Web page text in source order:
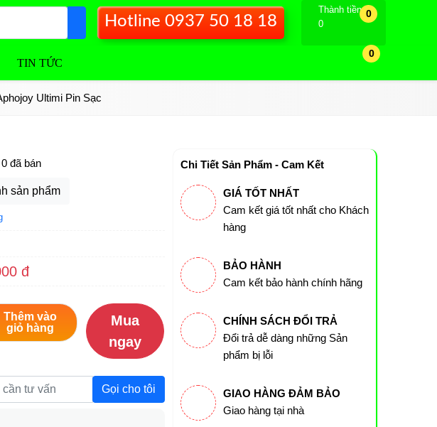
Hotline 0937 50 18 18
Thành tiền
0
0
TIN TỨC
0
Ultimi Pin Sạc
0 đã bán
sản phẩm
đ
Thêm vào
giỏ hàng
Mua
ngay
Gọi cho tôi
Chi Tiết Sản Phẩm - Cam Kết
GIÁ TỐT NHẤT
Cam kết giá tốt nhất cho Khách
hàng
BẢO HÀNH
Cam kết bảo hành chính hãng
CHÍNH SÁCH ĐỔI TRẢ
Đổi trả dễ dàng những Sản
phẩm bị lỗi
GIAO HÀNG ĐẢM BẢO
Giao hàng tại nhà